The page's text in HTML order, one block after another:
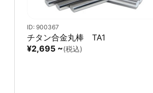
ID: 900367
チタン合金丸棒 TA1
¥2,695 ~(税込)